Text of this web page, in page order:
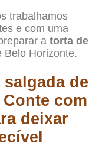
trabalhamos
e com uma
a torta de
Belo Horizonte.
de
com
deixar